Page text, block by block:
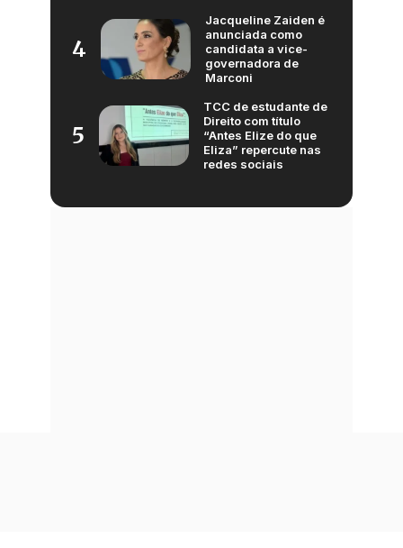
4
Jacqueline Zaiden é
anunciada como
candidata a vice-
governadora de
Marconi
5
TCC de estudante de
Direito com título
“Antes Elize do que
Eliza” repercute nas
redes sociais